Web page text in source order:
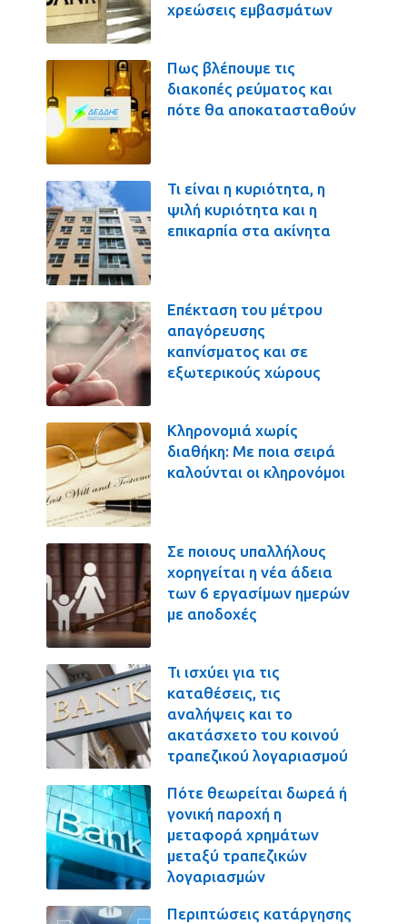
χρεώσεις εμβασμάτων
Πως βλέπουμε τις
διακοπές ρεύματος και
πότε θα αποκατασταθούν
Τι είναι η κυριότητα, η
ψιλή κυριότητα και η
επικαρπία στα ακίνητα
Επέκταση του μέτρου
απαγόρευσης
καπνίσματος και σε
εξωτερικούς χώρους
Κληρονομιά χωρίς
διαθήκη: Με ποια σειρά
καλούνται οι κληρονόμοι
Σε ποιους υπαλλήλους
χορηγείται η νέα άδεια
των 6 εργασίμων ημερών
με αποδοχές
Τι ισχύει για τις
καταθέσεις, τις
αναλήψεις και το
ακατάσχετο του κοινού
τραπεζικού λογαριασμού
Πότε θεωρείται δωρεά ή
γονική παροχή η
μεταφορά χρημάτων
μεταξύ τραπεζικών
λογαριασμών
Περιπτώσεις κατάργησης